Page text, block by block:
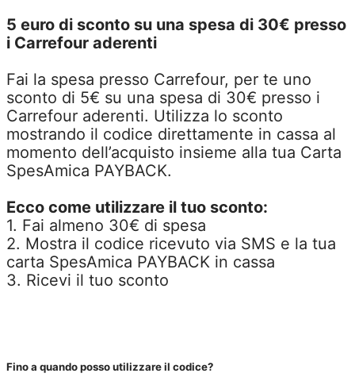
5 euro di sconto su una spesa di 30€ presso
i Carrefour aderenti
Fai la spesa presso Carrefour, per te uno
sconto di 5€ su una spesa di 30€ presso i
Carrefour aderenti. Utilizza lo sconto
mostrando il codice direttamente in cassa al
momento dell’acquisto insieme alla tua Carta
SpesAmica PAYBACK.
Ecco come utilizzare il tuo sconto:
1. Fai almeno 30€ di spesa
2. Mostra il codice ricevuto via SMS e la tua
carta SpesAmica PAYBACK in cassa
3. Ricevi il tuo sconto
Fino a quando posso utilizzare il codice?